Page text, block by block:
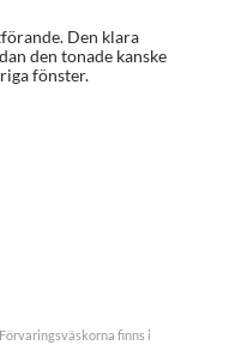
Den klara
den tonade kanske
fönster.
Förvaringsväskorna finns i